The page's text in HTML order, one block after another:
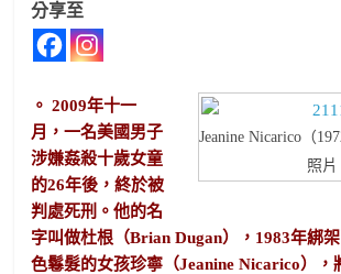
分享至
Jeanine Nicarico（
照片
。 2009年十一
月，一名美國男子
涉嫌姦殺十歲女童
的26年後，終於被
判處死刑。他的名
字叫做杜根（Brian Dugan），1983年綁
色鬈髮的女孩珍寧（Jeanine Nicarico），